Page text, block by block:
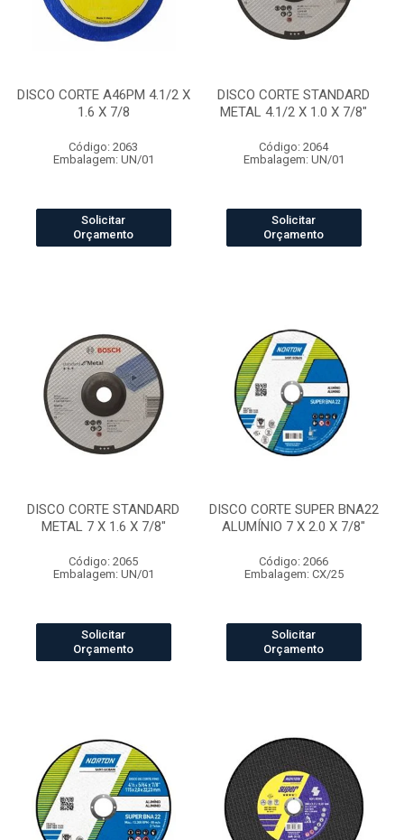
DISCO CORTE A46PM 4.1/2 X
1.6 X 7/8
Código: 2063
Embalagem: UN/01
Solicitar
Orçamento
DISCO CORTE STANDARD
METAL 4.1/2 X 1.0 X 7/8"
Código: 2064
Embalagem: UN/01
Solicitar
Orçamento
DISCO CORTE STANDARD
METAL 7 X 1.6 X 7/8"
Código: 2065
Embalagem: UN/01
Solicitar
Orçamento
DISCO CORTE SUPER BNA22
ALUMÍNIO 7 X 2.0 X 7/8"
Código: 2066
Embalagem: CX/25
Solicitar
Orçamento